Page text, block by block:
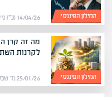
המילון הפיננסי 14/04/26 (כ״ז ניסן תשפ״ו) | מערכת אפיק
המילון הפיננסי
מה זה קרן
לקרנות
25/01/26 (ז׳ שבט תשפ״ו) | מערכת אפיק